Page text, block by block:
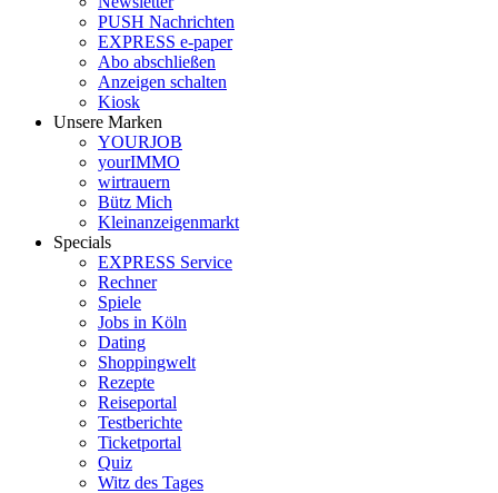
PUSH Nachrichten
EXPRESS e-paper
Abo abschließen
Anzeigen schalten
Kiosk
Unsere Marken
YOURJOB
yourIMMO
wirtrauern
Bütz Mich
Kleinanzeigenmarkt
Specials
EXPRESS Service
Rechner
Spiele
Jobs in Köln
Dating
Shoppingwelt
Rezepte
Reiseportal
Testberichte
Ticketportal
Quiz
Witz des Tages